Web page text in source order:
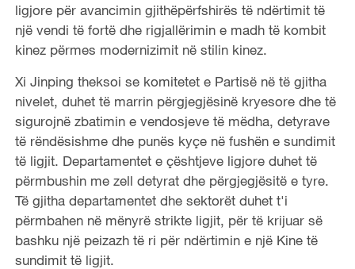
ligjore për avancimin gjithëpërfshirës të ndërtimit të
një vendi të fortë dhe rigjallërimin e madh të kombit
kinez përmes modernizimit në stilin kinez.
Xi Jinping theksoi se komitetet e Partisë në të gjitha
nivelet, duhet të marrin përgjegjësinë kryesore dhe të
sigurojnë zbatimin e vendosjeve të mëdha, detyrave
të rëndësishme dhe punës kyçe në fushën e sundimit
të ligjit. Departamentet e çështjeve ligjore duhet të
përmbushin me zell detyrat dhe përgjegjësitë e tyre.
Të gjitha departamentet dhe sektorët duhet t'i
përmbahen në mënyrë strikte ligjit, për të krijuar së
bashku një peizazh të ri për ndërtimin e një Kine të
sundimit të ligjit.